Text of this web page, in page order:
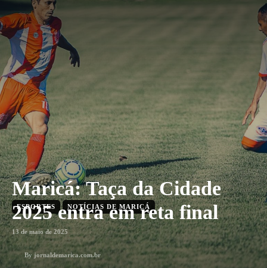
Maricá: Taça da Cidade
2025 entra em reta final
ESPORTES NOTÍCIAS DE MARICÁ
13 de maio de 2025
By jornaldemarica.com.br